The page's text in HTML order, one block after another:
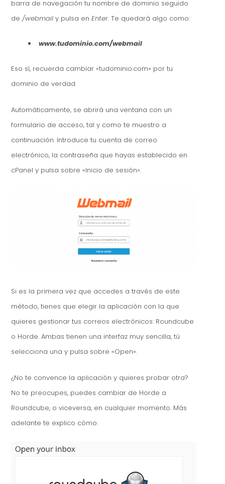
barra de navegación tu nombre de dominio seguido
de/webmail y pulsa enEnter. Te quedará algo como:
www.tudominio.com/webmail
Eso sí, recuerda cambiar «tudominio.com» por tu
dominio de verdad.
Automáticamente, se abrirá una ventana con un
formulario de acceso, tal y como te muestro a
continuación. Introduce tu cuenta de correo
electrónico, la contraseña que hayas establecido en
cPanel y pulsa sobre «Inicio de sesión».
Si es la primera vez que accedes a través de este
método, tienes que elegir la aplicación con la que
quieres gestionar tus correos electrónicos: Roundcube
o Horde. Ambas tienen una interfaz muy sencilla, tú
selecciona una y pulsa sobre «Open».
¿No te convence la aplicación y quieres probar otra?
No te preocupes, puedes cambiar de Horde a
Roundcube, o viceversa, en cualquier momento. Más
adelante te explico cómo.